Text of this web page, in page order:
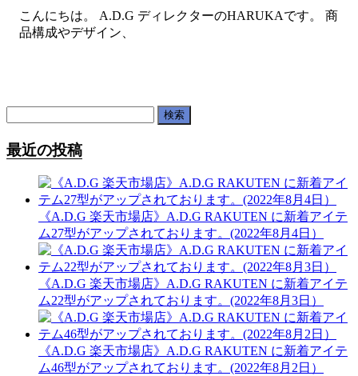
こんにちは。 A.D.G ディレクターのHARUKAです。 商
品構成やデザイン、
最近の投稿
《A.D.G 楽天市場店》A.D.G RAKUTEN に新着アイテ
ム27型がアップされております。(2022年8月4日）
《A.D.G 楽天市場店》A.D.G RAKUTEN に新着アイテ
ム22型がアップされております。(2022年8月3日）
《A.D.G 楽天市場店》A.D.G RAKUTEN に新着アイテ
ム46型がアップされております。(2022年8月2日）